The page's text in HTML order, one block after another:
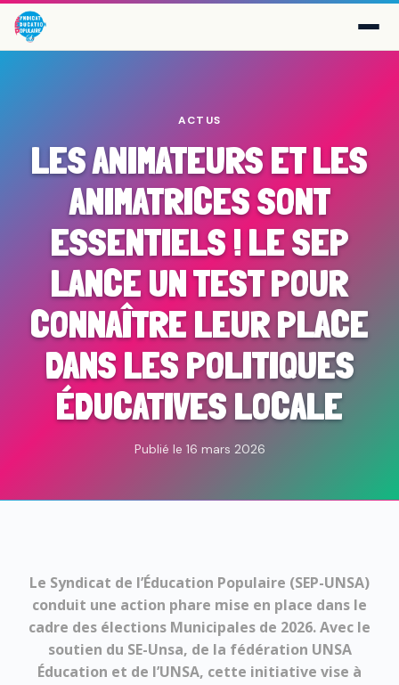
ACTUS
LES ANIMATEURS ET LES
ANIMATRICES SONT
ESSENTIELS ! LE SEP
LANCE UN TEST POUR
CONNAÎTRE LEUR PLACE
DANS LES POLITIQUES
ÉDUCATIVES LOCALE
Publié le 16 mars 2026
Le Syndicat de l’Éducation Populaire (SEP-UNSA)
conduit une action phare mise en place dans le
cadre des élections Municipales de 2026. Avec le
soutien du SE-Unsa, de la fédération UNSA
Éducation et de l’UNSA, cette initiative vise à